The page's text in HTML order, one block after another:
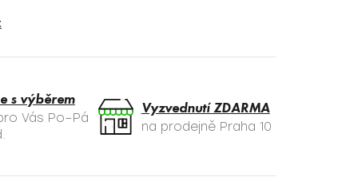
s výběrem
Vás Po–Pá
Vyzvednutí ZDARMA
na prodejně Praha 10